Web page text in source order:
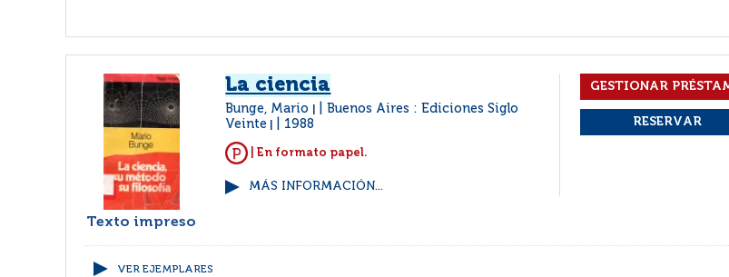
Texto impreso
La ciencia
Bunge, Mario
Buenos Aires : Ediciones Siglo
Veinte
1988
| En formato papel.
MÁS INFORMACIÓN...
VER EJEMPLARES